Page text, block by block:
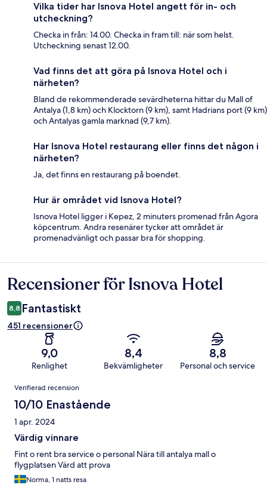
Vilka tider har Isnova Hotel angett för in- och
utcheckning?
Checka in från: 14.00. Checka in fram till: när som helst.
Utcheckning senast 12.00.
Vad finns det att göra på Isnova Hotel och i
närheten?
Bland de rekommenderade sevärdheterna hittar du Mall of
Antalya (1,8 km) och Klocktorn (9 km), samt Hadrians port (9 km)
och Antalyas gamla marknad (9,7 km).
Har Isnova Hotel restaurang eller finns det någon i
närheten?
Ja, det finns en restaurang på boendet.
Hur är området vid Isnova Hotel?
Isnova Hotel ligger i Kepez, 2 minuters promenad från Agora
köpcentrum. Andra resenärer tycker att området är
promenadvänligt och passar bra för shopping.
Recensioner
Recensioner för Isnova Hotel
8,8 Fantastiskt
451 recensioner
9,0
Renlighet
8,4
Bekvämligheter
8,8
Personal och service
Recensioner
Verifierad recension
10/10 Enastående
1 apr. 2024
Värdig vinnare
Fint o rent bra service o personal Nära till antalya mall o
flygplatsen Värd att prova
Norma, 1 natts resa